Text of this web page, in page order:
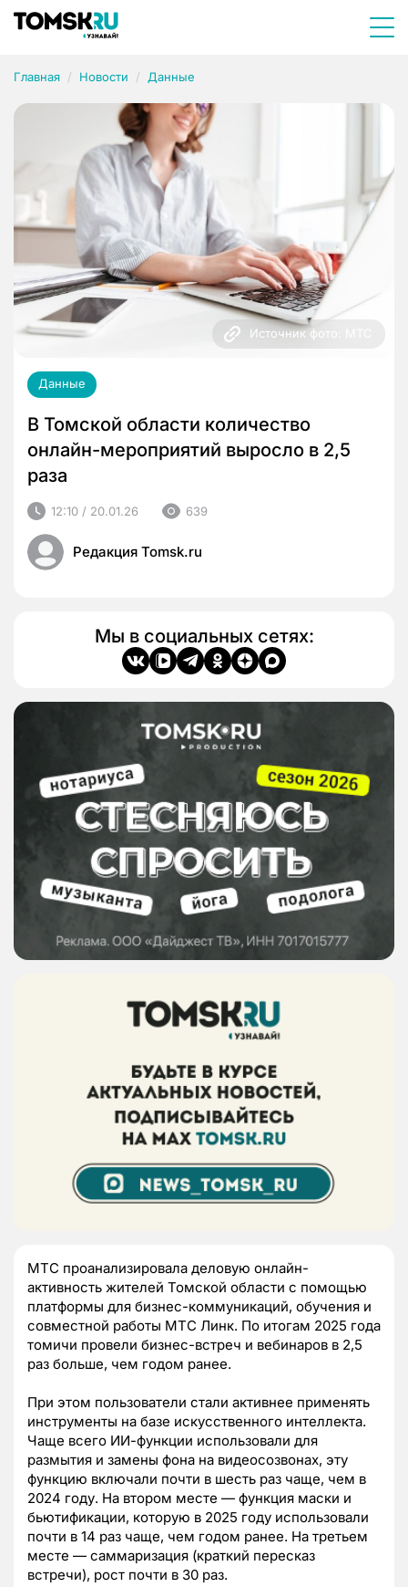
Главная Новости Данные
Источник фото: МТС
Данные
В Томской области количество
онлайн-мероприятий выросло в 2,5
раза
12:10 / 20.01.26 639
Редакция Tomsk.ru
Мы в социальных сетях:
МТС проанализировала деловую онлайн-
активность жителей Томской области с помощью
платформы для бизнес-коммуникаций, обучения и
совместной работы МТС Линк. По итогам 2025 года
томичи провели бизнес-встреч и вебинаров в 2,5
раз больше, чем годом ранее.
При этом пользователи стали активнее применять
инструменты на базе искусственного интеллекта.
Чаще всего ИИ-функции использовали для
размытия и замены фона на видеосозвонах, эту
функцию включали почти в шесть раз чаще, чем в
2024 году. На втором месте — функция маски и
бьютификации, которую в 2025 году использовали
почти в 14 раз чаще, чем годом ранее. На третьем
месте — саммаризация (краткий пересказ
встречи), рост почти в 30 раз.